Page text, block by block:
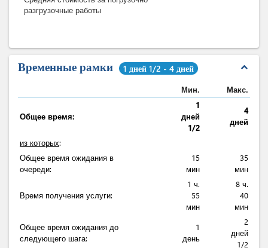
разгрузочные работы
Временные рамки 1 дней 1/2 - 4 дней expand_less
Мин. Макс.
Общее время:
1
дней
1/2
4
дней
из которых:
Общее время ожидания в
очереди:
15
мин
35
мин
Время получения услуги:
1 ч.
55
мин
8 ч.
40
мин
Общее время ожидания до
следующего шага:
1
день
2
дней
1/2